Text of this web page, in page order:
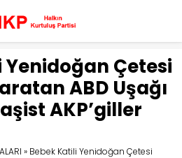
Çetesi
ABD Uşağı
AKP’giller
» Bebek Katili Yenidoğan Çetesi